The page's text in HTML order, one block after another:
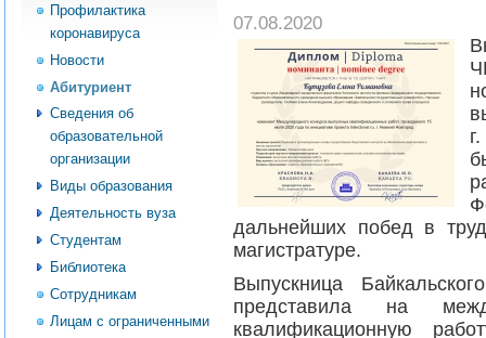
Профилактика
коронавируса
Новости
Абитуриент
Сведения об
образовательной
организации
Виды образования
Деятельность вуза
Студентам
Библиотека
Сотрудникам
Лицам с ограниченными
07.08.2020
дальнейших побед в
магистратуре.
Выпускница
представила на
квалификационную